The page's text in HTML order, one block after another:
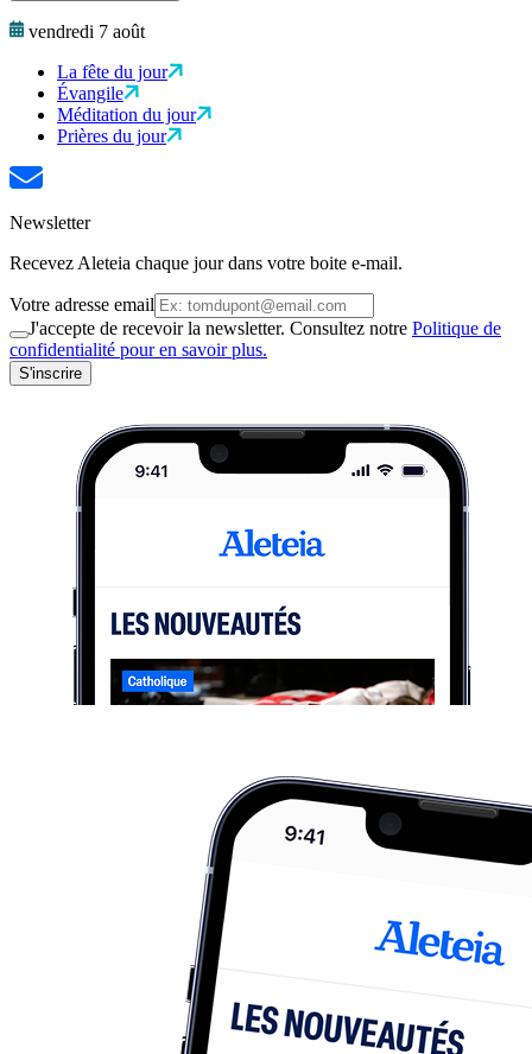
vendredi 7 août
La fête du jour
Évangile
Méditation du jour
Prières du jour
Newsletter
Recevez Aleteia chaque jour dans votre boite e-mail.
Votre adresse email
J'accepte de recevoir la newsletter. Consultez notre Politique de
confidentialité pour en savoir plus.
S'inscrire